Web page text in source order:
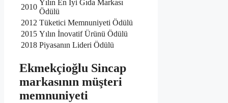
2010
Yılın En İyi Gıda Markası
Ödülü
2012 Tüketici Memnuniyeti Ödülü
2015 Yılın İnovatif Ürünü Ödülü
2018 Piyasanın Lideri Ödülü
Ekmekçioğlu Sincap
markasının müşteri
memnuniyeti